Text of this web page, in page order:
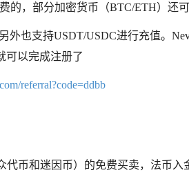
的，部分加密货币（BTC/ETH）还
外也支持USDT/USDC进行充值。
可以完成注册了
referral?code=ddbb
代币和迷因币）的免费买卖，法币入